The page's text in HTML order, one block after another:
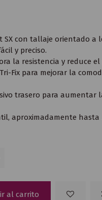
SX con tallaje orientado a
y preciso.
la resistencia y reduce el
Fix para mejorar la
trasero para aumentar
aproximadamente hasta
al carrito